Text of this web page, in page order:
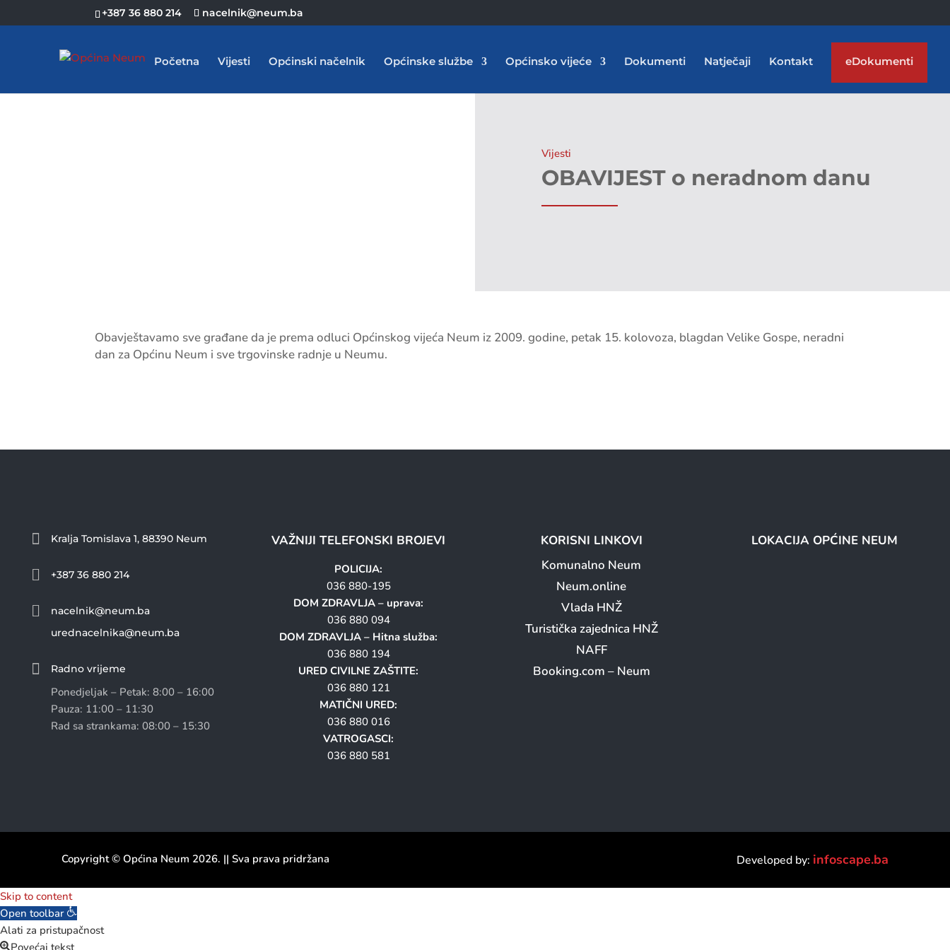
+387 36 880 214 nacelnik@neum.ba
Početna Vijesti Općinski načelnik Općinske službe Općinsko vijeće Dokumenti Natječaji Kontakt eDokumenti
Vijesti
OBAVIJEST o neradnom danu
Obavještavamo sve građane da je prema odluci Općinskog vijeća Neum iz 2009. godine, petak 15. kolovoza, blagdan Velike Gospe, neradni
dan za Općinu Neum i sve trgovinske radnje u Neumu.
 Kralja Tomislava 1, 88390 Neum
 +387 36 880 214

nacelnik@neum.ba
urednacelnika@neum.ba
 Radno vrijeme
Ponedjeljak – Petak: 8:00 – 16:00
Pauza: 11:00 – 11:30
Rad sa strankama: 08:00 – 15:30
VAŽNIJI TELEFONSKI BROJEVI
POLICIJA:
036 880-195
DOM ZDRAVLJA – uprava:
036 880 094
DOM ZDRAVLJA – Hitna služba:
036 880 194
URED CIVILNE ZAŠTITE:
036 880 121
MATIČNI URED:
036 880 016
VATROGASCI:
036 880 581
KORISNI LINKOVI
Komunalno Neum
Neum.online
Vlada HNŽ
Turistička zajednica HNŽ
NAFF
Booking.com – Neum
LOKACIJA OPĆINE NEUM
Copyright © Općina Neum 2026. || Sva prava pridržana Developed by: infoscape.ba
Skip to content
Open toolbar
Alati za pristupačnost